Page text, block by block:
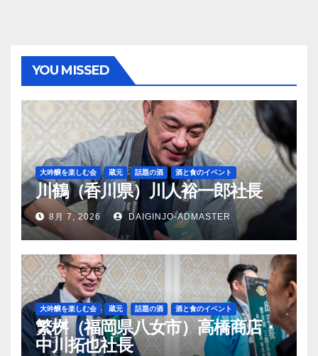
YOU MISSED
大吟醸を楽しむ会 蔵元 話題の酒 酒と食のイベント
川鶴（香川県）川人裕一郎社長
8月 7, 2026 DAIGINJO-ADMASTER
大吟醸を楽しむ会 蔵元 話題の酒 酒と食のイベント
繁桝（福岡県八女市）高橋商店・
中川拓也社長